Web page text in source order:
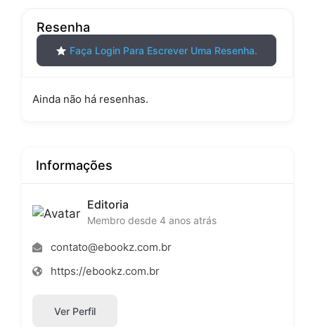
Resenha
Faça Login Para Escrever Uma Resenha.
Ainda não há resenhas.
Informações
Editoria
Membro desde 4 anos atrás
contato@ebookz.com.br
https://ebookz.com.br
Ver Perfil